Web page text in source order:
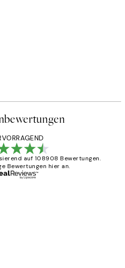
auf 108908 Bewertungen.
Bewertungen hier an.